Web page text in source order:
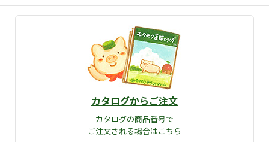
カタログからご注文
カタログの商品番号で
ご注文される場合はこちら